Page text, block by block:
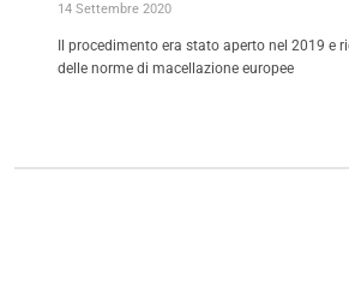
14 Settembre 2020
Il procedimento era stato aperto nel 2019 e
delle norme di macellazione europee